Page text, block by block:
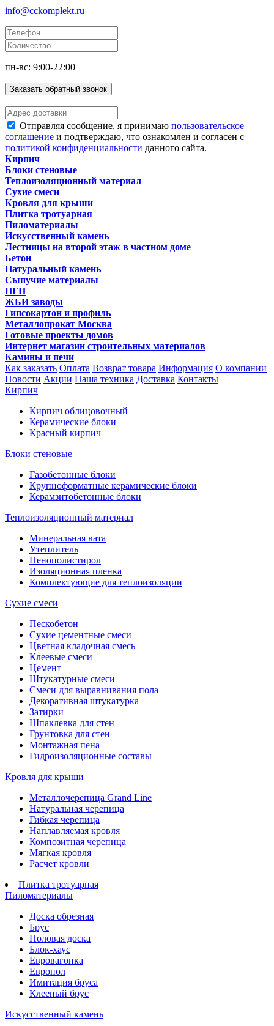
info@cckomplekt.ru
пн-вс: 9:00-22:00
Заказать обратный звонок
Отправляя сообщение, я принимаю пользовательское
соглашение и подтверждаю, что ознакомлен и согласен с
политикой конфиденциальности данного сайта.
Кирпич
Блоки стеновые
Теплоизоляционный материал
Сухие смеси
Кровля для крыши
Плитка тротуарная
Пиломатериалы
Искусственный камень
Лестницы на второй этаж в частном доме
Бетон
Натуральный камень
Сыпучие материалы
ПГП
ЖБИ заводы
Гипсокартон и профиль
Металлопрокат Москва
Готовые проекты домов
Интернет магазин строительных материалов
Камины и печи
Как заказать Оплата Возврат товара Информация О компании
Новости Акции Наша техника Доставка Контакты
Кирпич
Кирпич облицовочный
Керамические блоки
Красный кирпич
Блоки стеновые
Газобетонные блоки
Крупноформатные керамические блоки
Керамзитобетонные блоки
Теплоизоляционный материал
Минеральная вата
Утеплитель
Пенополистирол
Изоляционная пленка
Комплектующие для теплоизоляции
Сухие смеси
Пескобетон
Сухие цементные смеси
Цветная кладочная смесь
Клеевые смеси
Цемент
Штукатурные смеси
Смеси для выравнивания пола
Декоративная штукатурка
Затирки
Шпаклевка для стен
Грунтовка для стен
Монтажная пена
Гидроизоляционные составы
Кровля для крыши
Металлочерепица Grand Line
Натуральная черепица
Гибкая черепица
Наплавляемая кровля
Композитная черепица
Мягкая кровля
Расчет кровли
Плитка тротуарная
Пиломатериалы
Доска обрезная
Брус
Половая доска
Блок-хаус
Евровагонка
Европол
Имитация бруса
Клееный брус
Искусственный камень